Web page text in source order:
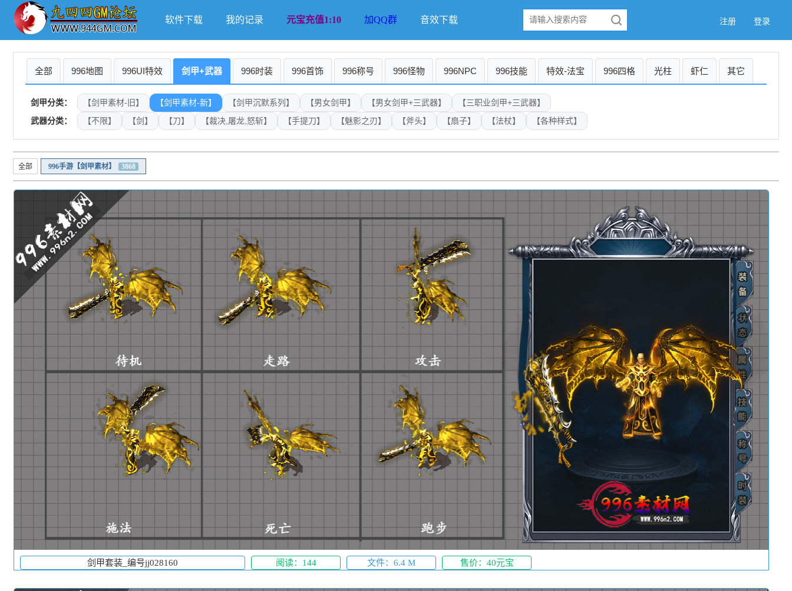
软件下载 我的记录 元宝充值1:10 加QQ群 音效下载 注册 登录
全部 996地图 996UI特效 剑甲+武器 996时装 996首饰 996称号 996怪物 996NPC 996技能 特效-法宝 996四格 光柱 虾仁 其它
剑甲分类： 【剑甲素材-旧】 【剑甲素材-新】 【剑甲沉默系列】 【男女剑甲】 【男女剑甲+三武器】
【三职业剑甲+三武器】
武器分类：
【不限】 【剑】 【刀】 【裁决,屠龙,怒斩】 【手提刀】 【魅影之刃】 【斧头】 【扇子】 【法杖】 【各种样式】
全部 996手游【剑甲素材】 3868
剑甲套装_编号jj028160 阅读：144 文件：6.4 M 售价：40元宝